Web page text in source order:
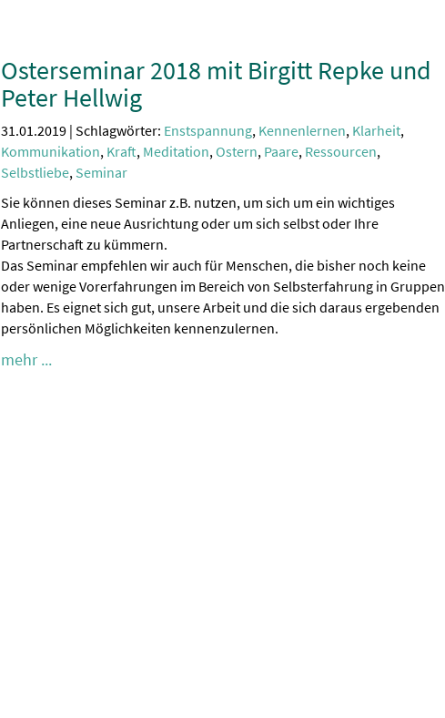
Osterseminar 2018 mit Birgitt Repke und
Peter Hellwig
31.01.2019 | Schlagwörter: Enstspannung, Kennenlernen, Klarheit,
Kommunikation, Kraft, Meditation,Ostern, Paare, Ressourcen,
Selbstliebe, Seminar
Sie können dieses Seminar z.B. nutzen, um sich um ein wichtiges
Anliegen, eine neue Ausrichtung oder um sich selbst oder Ihre
Partnerschaft zu kümmern.
Das Seminar empfehlen wir auch für Menschen, die bisher noch keine
oder wenige Vorerfahrungen im Bereich von Selbsterfahrung in Gruppen
haben. Es eignet sich gut, unsere Arbeit und die sich daraus ergebenden
persönlichen Möglichkeiten kennenzulernen.
mehr ...